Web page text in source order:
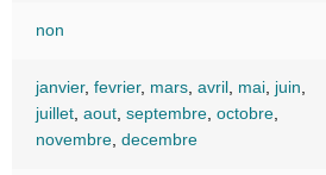
non
janvier, fevrier, mars, avril, mai, juin
juillet, aout, septembre, octobre,
novembre, decembre